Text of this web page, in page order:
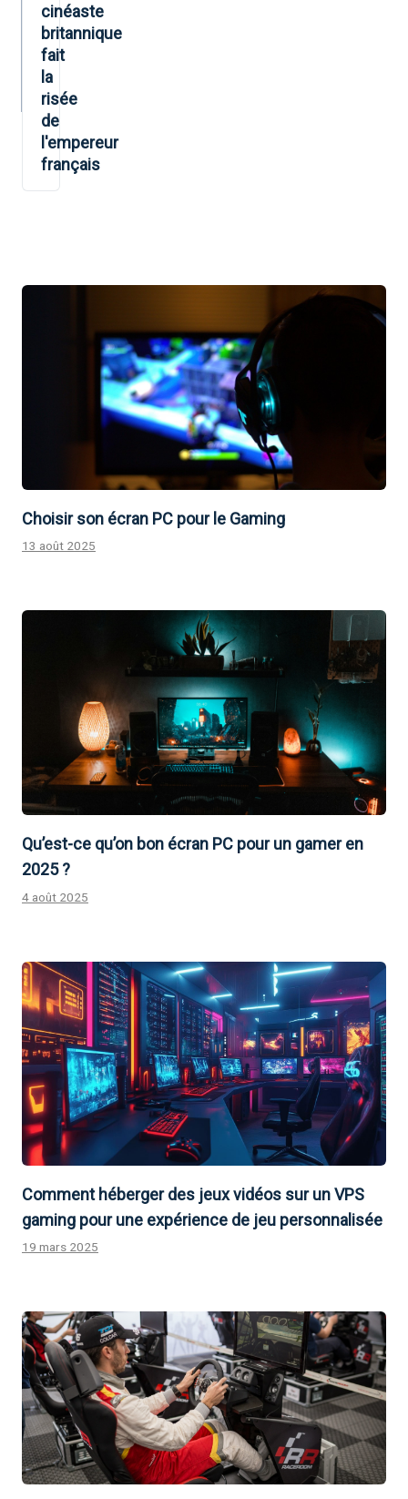
cinéaste
britannique
fait
la
risée
de
l'empereur
français
Choisir son écran PC pour le Gaming
13 août 2025
Qu’est-ce qu’on bon écran PC pour un gamer en
2025 ?
4 août 2025
Comment héberger des jeux vidéos sur un VPS
gaming pour une expérience de jeu personnalisée
19 mars 2025